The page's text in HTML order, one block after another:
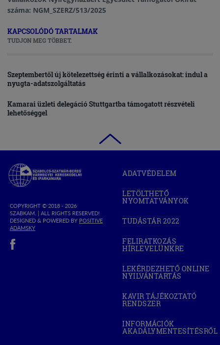
száma: NGM_SZERZ/513/2025
KAPCSOLÓDÓ TARTALMAK
TUDJON MEG TÖBBET.
Szeptembertől új kötelezettség érinti a vállalkozásokat: indul a
nyugta-adatszolgáltatás
Kamarai üzleti delegáció Stuttgartba támogatott részvételi
lehetőséggel
Szabolcs-
Szatmár-
Bereg
Kereskedelmi
és
Iparkamara
COPYRIGHT © 2018 - 2026
SZABKAM. | ALL RIGHTS RESERVED!
DESIGNED & POWERED BY POSITIVE
ADAMSKY(OPEN
ADATVÉDELEM
LETÖLTHETŐ
NYOMTATVÁNYOK
TUDÁSTÁR 2022
WINDOW)
FELIRATKOZÁS
HÍRLEVELÜNKRE
LEKÉRDEZHETŐ ONLINE
NYILVÁNTARTÁS
NEW
WINDOW)
KAVIR TÁJÉKOZTATÓ
RENDSZER(OPEN
NEW
WINDOW)
INFORMÁCIÓK
AKADÁLYMENTESÍTÉSRŐL